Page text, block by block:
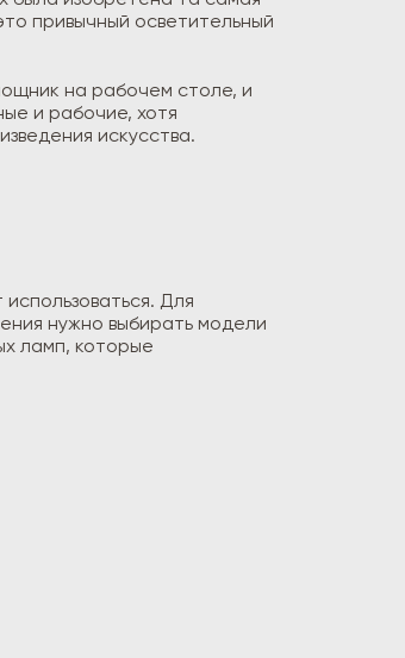
привычный осветительный
на рабочем столе, и
и рабочие, хотя
искусства.
Для
нужно выбирать модели
ламп, которые